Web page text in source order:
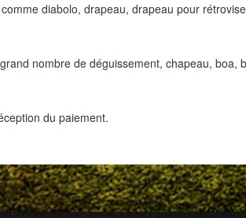
diabolo, drapeau, drapeau pour
nombre de déguissement, chapeau, boa,
du paiement.